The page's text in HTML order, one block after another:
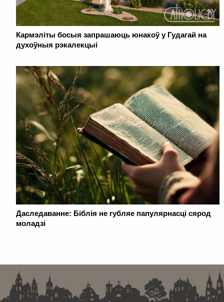
Кармэліты босыя запрашаюць юнакоў у Гудагай на
духоўныя рэкалекцыі
Даследаванне: Біблія не губляе папулярнасці сярод
моладзі